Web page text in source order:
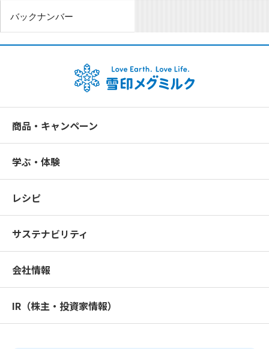
バックナンバー
商品・キャンペーン
学ぶ・体験
レシピ
サステナビリティ
会社情報
IR（株主・投資家情報）